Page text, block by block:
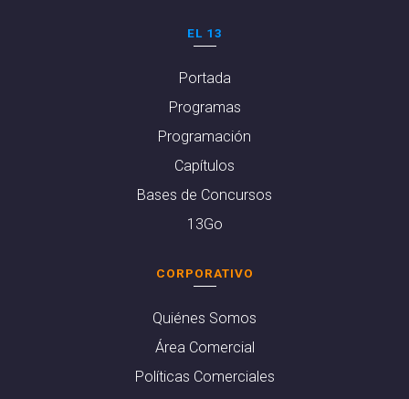
EL 13
Portada
Programas
Programación
Capítulos
Bases de Concursos
13Go
CORPORATIVO
Quiénes Somos
Área Comercial
Políticas Comerciales